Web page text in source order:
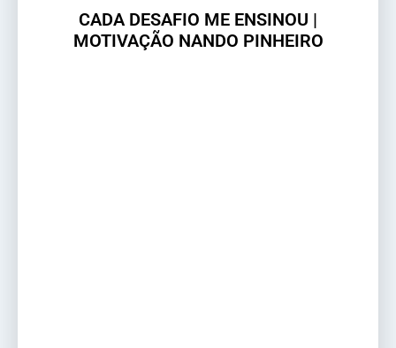
CADA DESAFIO ME ENSINOU |
MOTIVAÇÃO NANDO PINHEIRO